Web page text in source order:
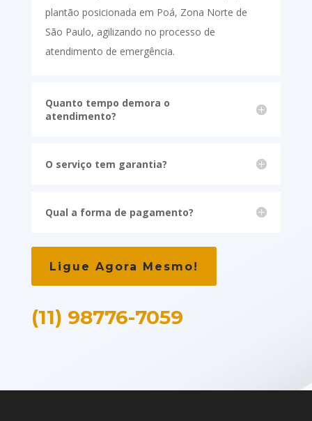
plantão posicionada em Poá, Zona Norte de
São Paulo, agilizando no processo de
atendimento de emergência.
Quanto tempo demora o
atendimento?
O serviço tem garantia?
Qual a forma de pagamento?
Ligue Agora Mesmo!
(11) 98776-7059